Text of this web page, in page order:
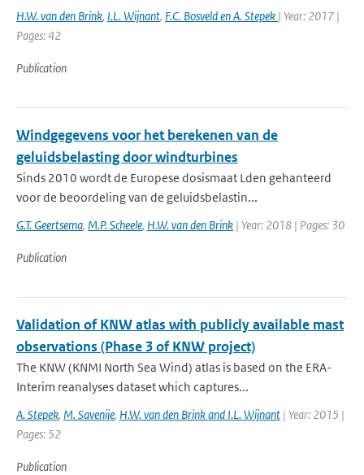
H.W. van den Brink, I.L. Wijnant, F.C. Bosveld en A. Stepek | Year: 2017 |
Pages: 42
Publication
Windgegevens voor het berekenen van de
geluidsbelasting door windturbines
Sinds 2010 wordt de Europese dosismaat Lden gehanteerd
voor de beoordeling van de geluidsbelastin...
G.T. Geertsema, M.P. Scheele, H.W. van den Brink | Year: 2018 | Pages: 30
Publication
Validation of KNW atlas with publicly available mast
observations (Phase 3 of KNW project)
The KNW (KNMI North Sea Wind) atlas is based on the ERA-
Interim reanalyses dataset which captures...
A. Stepek, M. Savenije, H.W. van den Brink and I.L. Wijnant | Year: 2015 |
Pages: 52
Publication